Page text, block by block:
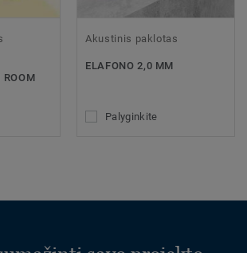
ROOM
Akustinis paklotas
ELAFONO 2,0 MM
Palyginkite